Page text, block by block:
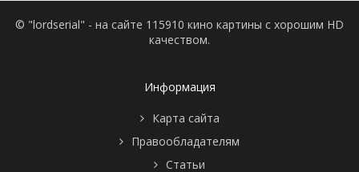
© "lordserial" - на сайте 115910 кино картины с хорошим HD
качеством.
Информация
Карта сайта
Правообладателям
Статьи